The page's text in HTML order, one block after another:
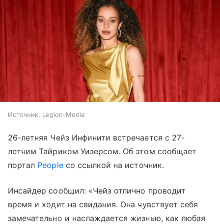
Источник: Legion-Media
26-летняя Чейз Инфинити встречается с 27-
летним Тайриком Уизерсом. Об этом сообщает
портал Peopleсо ссылкой на источник.
Инсайдер сообщил: «Чейз отлично проводит
время и ходит на свидания. Она чувствует себя
замечательно и наслаждается жизнью, как любая